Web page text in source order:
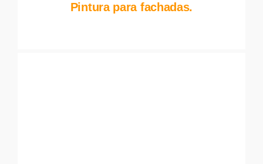
Pintura para fachadas.